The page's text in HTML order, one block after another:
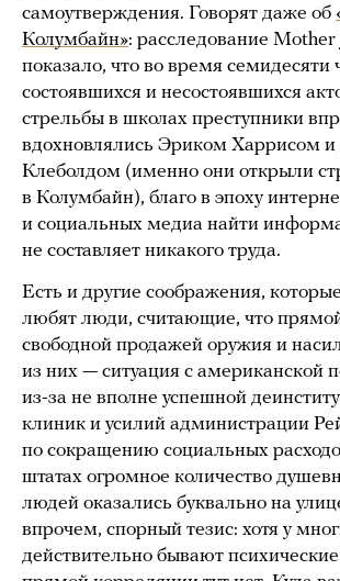
самоутверждения. Говорят даже об
Колумбайн»: расследование Mother
показало, что во время семидесяти
состоявшихся и несостоявшихся
стрельбы в школах преступники
вдохновлялись Эриком Харрисом
Клеболдом (именно они открыли
в Колумбайн), благо в эпоху
и социальных медиа найти
не составляет никакого труда.
Есть и другие соображения,
любят люди, считающие, что
свободной продажей оружия и
из них — ситуация с американской
из-за не вполне успешной
клиник и усилий администрации
по сокращению социальных
штатах огромное количество
людей оказались буквально на
впрочем, спорный тезис: хотя у
действительно бывают